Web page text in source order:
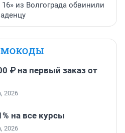
из Волгограда обвинили
₽ на первый заказ от
2026
на все курсы
2026